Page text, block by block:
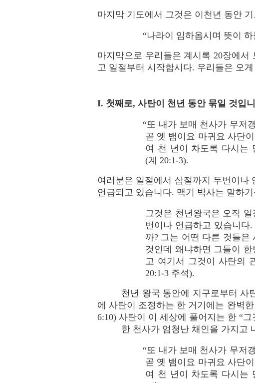
마지막 기도에서 그것은 이천년 동안
“나라이 임하옵시며 뜻이
마지막으로 우리들은 계시록 20장에서
고 일절부터 시작합시다. 우리들은 오
I. 첫째로, 사탄이 천년 동안 묶일 것입
“또 내가 보매 천사가 무저
곧 옛 뱀이요 마귀요 사단
여 천 년이 차도록 다시는
(계 20:1-3).
여러분은 일절에서 삼절까지 두번이나
언급되고 있습니다. 맥기 박사는 말하기
그것은 천년왕국은 오직
번이나 언급하고 있습니다
까? 그는 어떤 다른 것들은
것인데 왜냐하면 그들이
고 여기서 그것이 사탄의
20:1-3 주석).
천년 왕국 동안에 지구로부터 사
에 사탄이 조정하는 한 거기에는 완벽
6:10) 사탄이 이 세상에 풀어지는 한 “
한 천사가 엄청난 채인을 가지고
“또 내가 보매 천사가 무저
곧 옛 뱀이요 마귀요 사단
여 천 년이 차도록 다시는